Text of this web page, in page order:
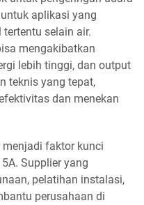
aplikasi yang
selain air.
mengakibatkan
lebih tinggi, dan output
teknis yang tepat,
dan menekan
faktor kunci
Supplier yang
pelatihan instalasi,
perusahaan di